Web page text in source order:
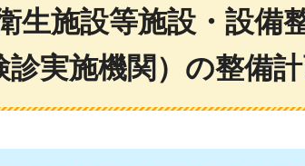
生施設等施設・設備
実施機関）の整備